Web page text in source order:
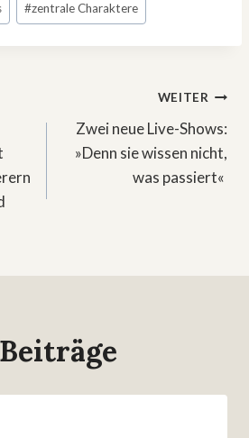
#zentrale Charaktere
WEITER
Zwei neue Live-Shows:
»Denn sie wissen nicht,
was passiert«